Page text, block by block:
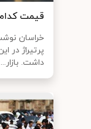
قیمت
خراسان
پرتیراژ در
داشت. بازار...